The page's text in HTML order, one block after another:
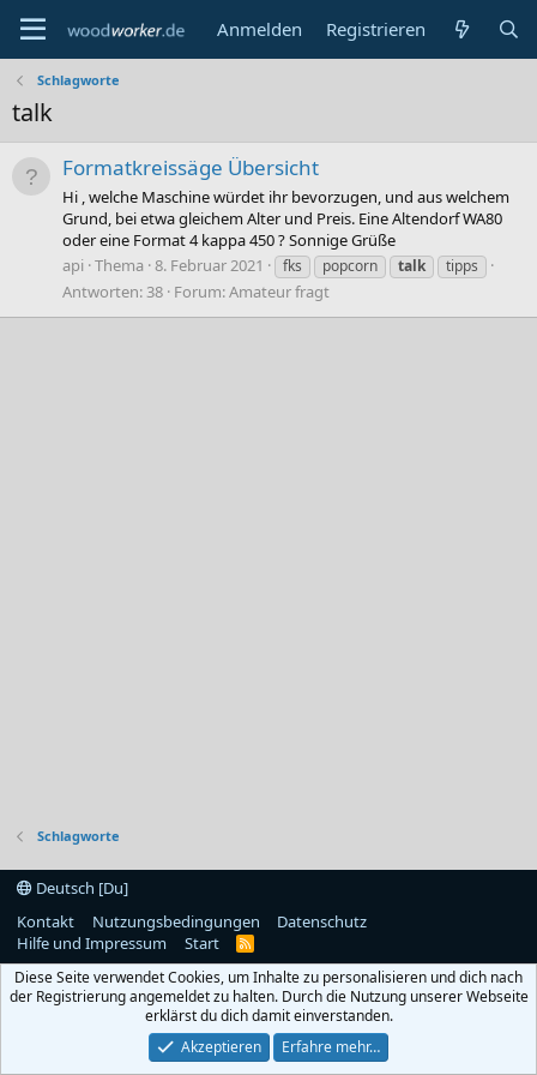
Anmelden Registrieren
Schlagworte
talk
Formatkreissäge Übersicht
Hi , welche Maschine würdet ihr bevorzugen, und aus welchem
Grund, bei etwa gleichem Alter und Preis. Eine Altendorf WA80
oder eine Format 4 kappa 450 ? Sonnige Grüße
api Thema 8. Februar 2021 fks popcorn talk tipps
Antworten: 38 Forum:Amateur fragt
Schlagworte
Deutsch [Du]
Kontakt
Nutzungsbedingungen
Datenschutz
Hilfe und Impressum
Start
R
S
Diese Seite verwendet Cookies, um Inhalte zu personalisieren und dich nach
der Registrierung angemeldet zu halten. Durch die Nutzung unserer Webseite
erklärst du dich damit einverstanden.
Akzeptieren
Erfahre mehr…